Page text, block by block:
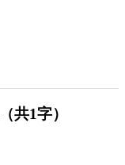
（共1字）